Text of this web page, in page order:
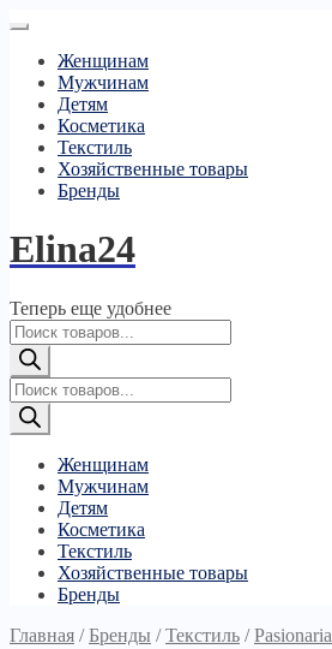
Женщинам
Мужчинам
Детям
Косметика
Текстиль
Хозяйственные товары
Бренды
Elina24
Теперь еще удобнее
Поиск
товаров
Поиск
товаров
Женщинам
Мужчинам
Детям
Косметика
Текстиль
Хозяйственные товары
Бренды
Главная /Бренды /Текстиль /Pasionaria